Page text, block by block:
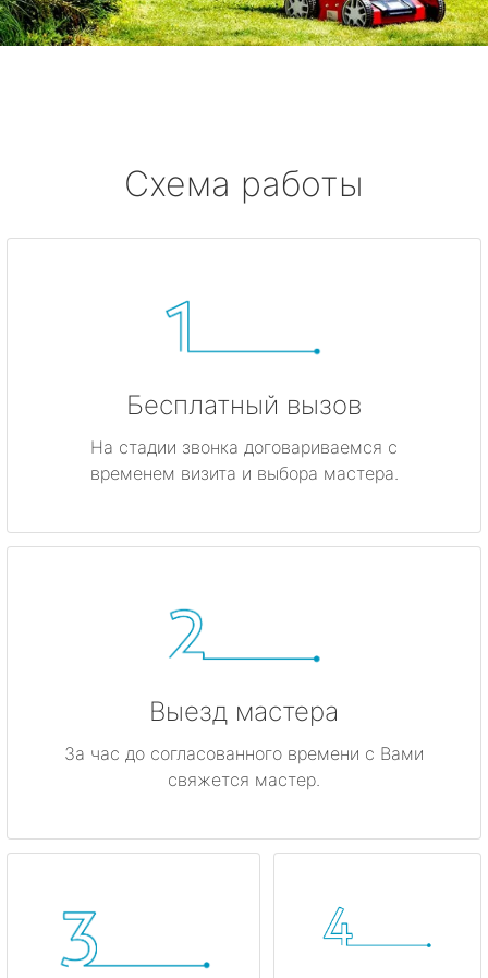
Схема работы
Бесплатный вызов
На стадии звонка договариваемся с
временем визита и выбора мастера.
Выезд мастера
За час до согласованного времени с Вами
свяжется мастер.